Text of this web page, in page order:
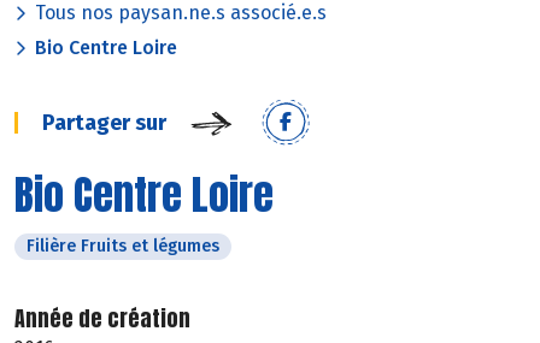
Tous nos paysan.ne.s associé.e.s
Bio Centre Loire
Partager sur
Bio Centre Loire
Filière Fruits et légumes
Année de création